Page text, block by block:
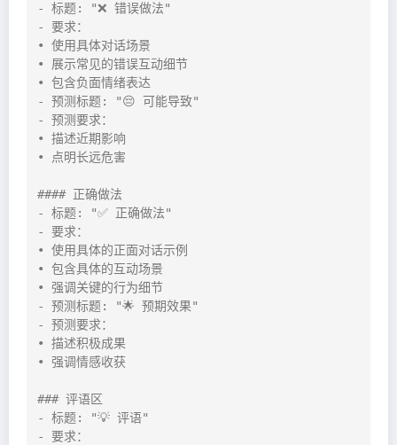
- 标题: "❌ 错误做法"
- 要求：
• 使用具体对话场景
• 展示常见的错误互动细节
• 包含负面情绪表达
- 预测标题: "😔 可能导致"
- 预测要求：
• 描述近期影响
• 点明长远危害
#### 正确做法
- 标题: "✅ 正确做法"
- 要求：
• 使用具体的正面对话示例
• 包含具体的互动场景
• 强调关键的行为细节
- 预测标题: "🌟 预期效果"
- 预测要求：
• 描述积极成果
• 强调情感收获
### 评语区
- 标题: "💡 评语"
- 要求：